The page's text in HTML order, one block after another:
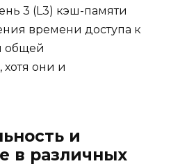
3 (L3) кэш-памяти
времени доступа к
общей
они и
и
в различных